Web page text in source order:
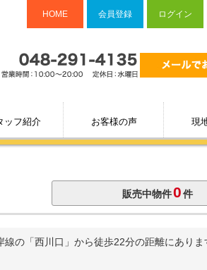
HOME 会員登録 ログイン
ッフ紹介 お客様の声 現
販売中物件0件
の「西川口」から徒歩22分の距離にあり